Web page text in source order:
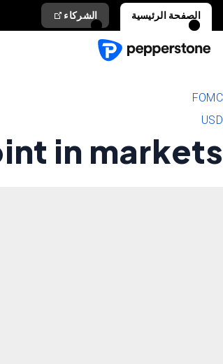
الصفحة الرئيسية الشركاء
FOMC
USD
in markets